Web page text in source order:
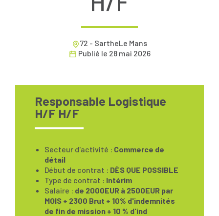
72 - SartheLe Mans
Publié le 28 mai 2026
Responsable Logistique
H/F H/F
Secteur d'activité : Commerce de
détail
Début de contrat : DÈS QUE POSSIBLE
Type de contrat : Intérim
Salaire : de 2000EUR à 2500EUR par
MOIS + 2300 Brut + 10% d'indemnités
de fin de mission + 10 % d'ind